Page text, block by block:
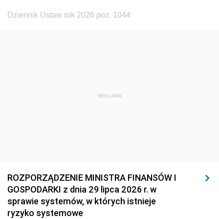
Dziennik Ustaw rok 2026 poz. 1044
REKLAMA
ROZPORZĄDZENIE MINISTRA FINANSÓW I
GOSPODARKI z dnia 29 lipca 2026 r. w
sprawie systemów, w których istnieje
ryzyko systemowe